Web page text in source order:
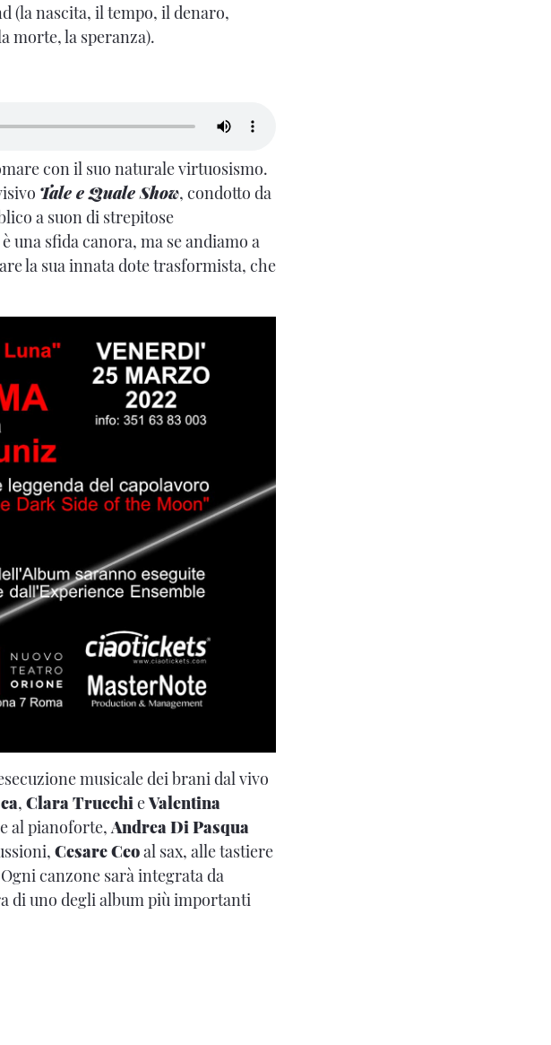
(la nascita, il tempo, il denaro,
morte, la speranza).
con il suo naturale virtuosismo.
Tale e Quale Show, condotto da
a suon di strepitose
sfida canora, ma se andiamo a
la sua innata dote trasformista, che
musicale dei brani dal vivo
, Clara TrucchieValentina
al pianoforte,Andrea Di Pasqua
Cesare Ceoal sax, alle tastiere
canzone sarà integrata da
di uno degli album più importanti